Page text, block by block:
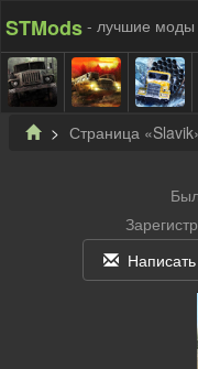
STMods - лучшие моды
Страница